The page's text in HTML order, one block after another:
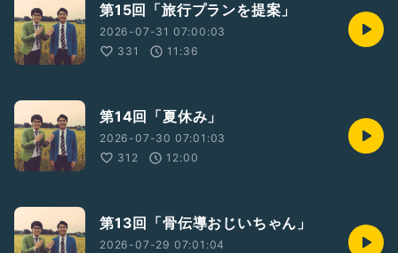
第15回「旅行プランを提案」
2026-07-31 07:00:03
331
11:36
第14回「夏休み」
2026-07-30 07:01:03
312
12:00
第13回「骨伝導おじいちゃん」
2026-07-29 07:01:04